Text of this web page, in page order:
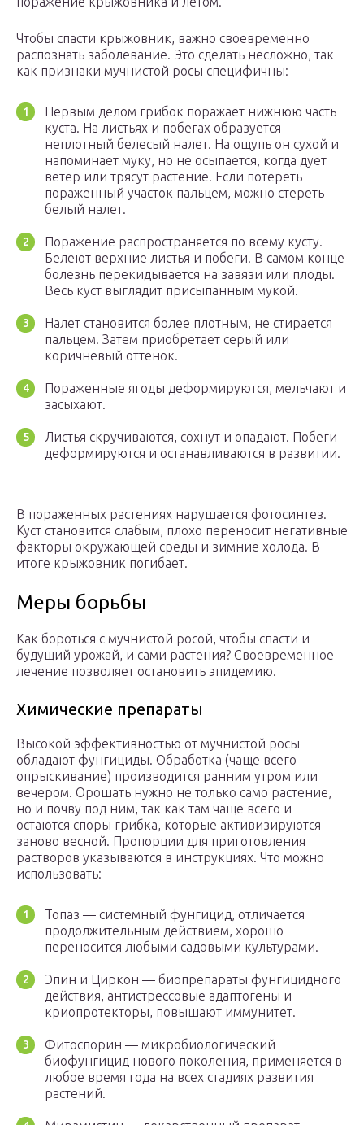
Чтобы спасти крыжовник, важно своевременно
распознать заболевание. Это сделать несложно, так
как признаки мучнистой росы специфичны:
Первым делом грибок поражает нижнюю часть
куста. На листьях и побегах образуется
неплотный белесый налет. На ощупь он сухой и
напоминает муку, но не осыпается, когда дует
ветер или трясут растение. Если потереть
пораженный участок пальцем, можно стереть
белый налет.
Поражение распространяется по всему кусту.
Белеют верхние листья и побеги. В самом конце
болезнь перекидывается на завязи или плоды.
Весь куст выглядит присыпанным мукой.
Налет становится более плотным, не стирается
пальцем. Затем приобретает серый или
коричневый оттенок.
Пораженные ягоды деформируются, мельчают и
засыхают.
Листья скручиваются, сохнут и опадают. Побеги
деформируются и останавливаются в развитии.
В пораженных растениях нарушается фотосинтез.
Куст становится слабым, плохо переносит негативные
факторы окружающей среды и зимние холода. В
итоге крыжовник погибает.
Меры борьбы
Как бороться с мучнистой росой, чтобы спасти и
будущий урожай, и сами растения? Своевременное
лечение позволяет остановить эпидемию.
Химические препараты
Высокой эффективностью от мучнистой росы
обладают фунгициды. Обработка (чаще всего
опрыскивание) производится ранним утром или
вечером. Орошать нужно не только само растение,
но и почву под ним, так как там чаще всего и
остаются споры грибка, которые активизируются
заново весной. Пропорции для приготовления
растворов указываются в инструкциях. Что можно
использовать:
Топаз — системный фунгицид, отличается
продолжительным действием, хорошо
переносится любыми садовыми культурами.
Эпин и Циркон — биопрепараты фунгицидного
действия, антистрессовые адаптогены и
криопротекторы, повышают иммунитет.
Фитоспорин — микробиологический
биофунгицид нового поколения, применяется в
любое время года на всех стадиях развития
растений.